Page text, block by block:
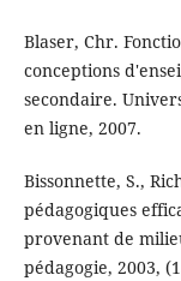
Blaser, Chr.
conceptions
secondaire.
en ligne, 2007.
Bissonnette, S.,
pédagogiques
provenant de
pédagogie, 2003,